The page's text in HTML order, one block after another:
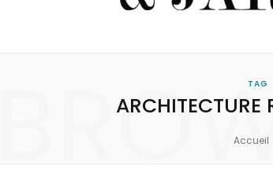
TAG
ARCHITECTURE
Accueil